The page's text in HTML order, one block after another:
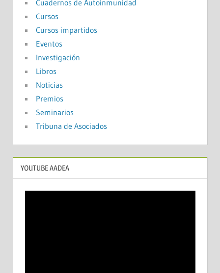
Cuadernos de Autoinmunidad
Cursos
Cursos impartidos
Eventos
Investigación
Libros
Noticias
Premios
Seminarios
Tribuna de Asociados
YOUTUBE AADEA